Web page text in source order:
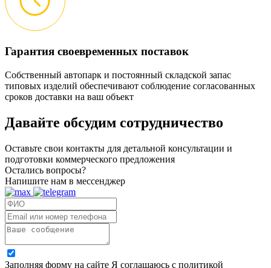
Гарантия своевременных поставок
Собственный автопарк и постоянный складской запас
типовых изделий обеспечивают соблюдение согласованных
сроков доставки на ваш объект
Давайте обсудим сотрудничество
Оставьте свои контакты для детальной консультации и
подготовки коммерческого предложения
Остались вопросы?
Напишите нам в мессенджер
Заполняя форму на сайте Я соглашаюсь с политикой